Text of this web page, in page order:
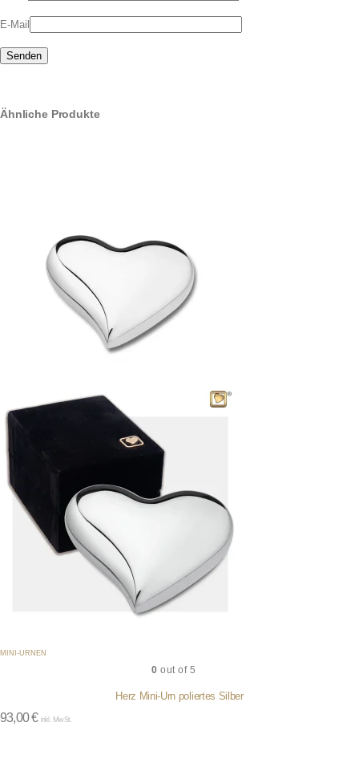
E-Mail
Ähnliche Produkte
MINI-URNEN
0 out of 5
Herz Mini-Urn poliertes Silber
93,00€ inkl. MwSt.